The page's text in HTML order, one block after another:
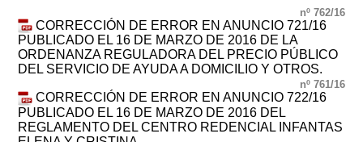
nº 762/16
CORRECCIÓN DE ERROR EN ANUNCIO 721/16
PUBLICADO EL 16 DE MARZO DE 2016 DE LA
ORDENANZA REGULADORA DEL PRECIO PÚBLICO
DEL SERVICIO DE AYUDA A DOMICILIO Y OTROS.
nº 761/16
CORRECCIÓN DE ERROR EN ANUNCIO 722/16
PUBLICADO EL 16 DE MARZO DE 2016 DEL
REGLAMENTO DEL CENTRO REDENCIAL INFANTAS